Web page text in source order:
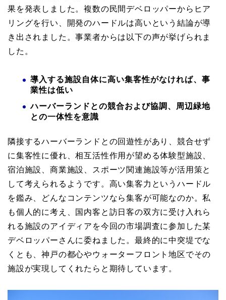
果を発表しました。複数の民間デベロッパーからヒア
リングを行い、開発のハードルは高いという結論が導
き出されました。事業者からは以下の声が挙げられま
した。
導入する施設自体に高い集客性がなければ、事
業性は低い
ハーバーランドとの競合および協調、周辺緑地
との一体性を意識
隣接するハーバーランドとの回遊性があり、競合せず
に集客性に優れ、相互活性作用が望める体験型施設、
宿泊施設、商業施設、スポーツ関連施設等が活用策と
して考えられるようです。高い集客力というハードル
を鑑み、どんなコンテンツなら集客が可能なのか。私
も個人的に考え、国内客と訪日客の双方に受け入れら
れる施設のアイディアを今回の市場調査に参加した某
デベロッパーさんに委ねました。最終的に中突堤でな
くとも、神戸の都心やウォーターフロント地区でその
施設が実現してくれたらと期待しています。